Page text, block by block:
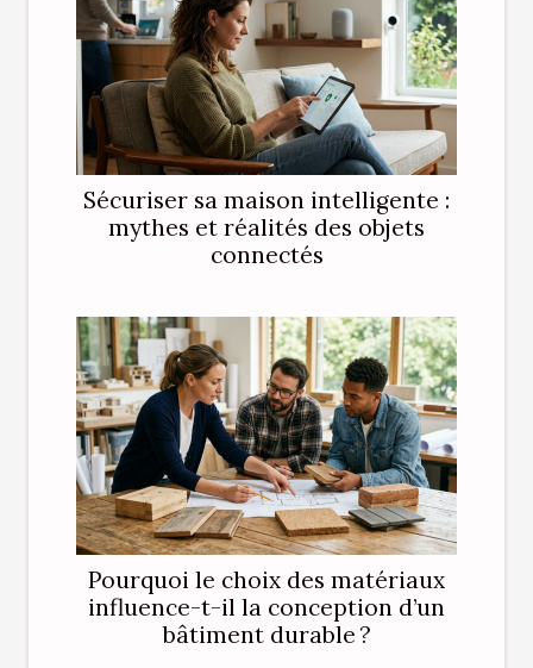
Sécuriser sa maison intelligente :
mythes et réalités des objets
connectés
Pourquoi le choix des matériaux
influence-t-il la conception d’un
bâtiment durable ?